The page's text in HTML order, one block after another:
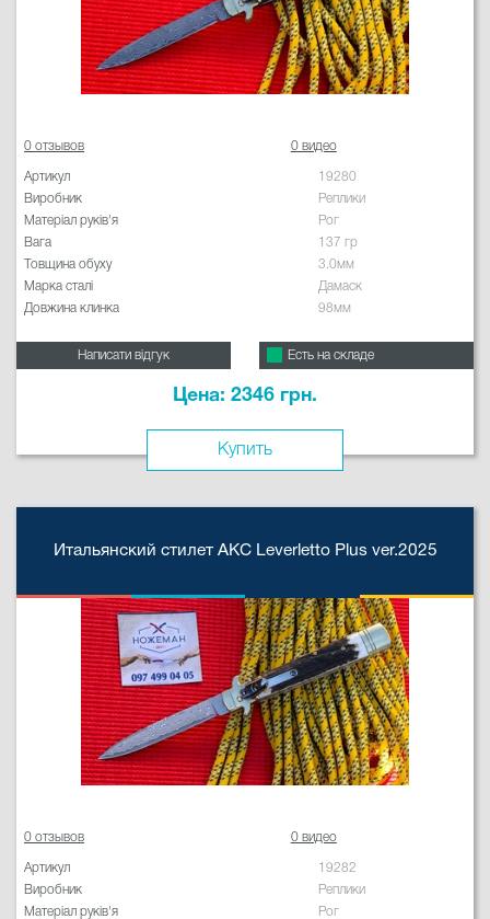
0 отзывов 0 видео
Артикул
19280
Виробник
Реплики
Матеріал руків'я
Рог
Вага
137 гр
Товщина обуху
3.0мм
Марка сталі
Дамаск
Довжина клинка
98мм
Написати відгук Есть на складе
Цена: 2346 грн.
Купить
Итальянский стилет AKC Leverletto Plus ver.2025
0 отзывов 0 видео
Артикул
19282
Виробник
Реплики
Матеріал руків'я
Рог